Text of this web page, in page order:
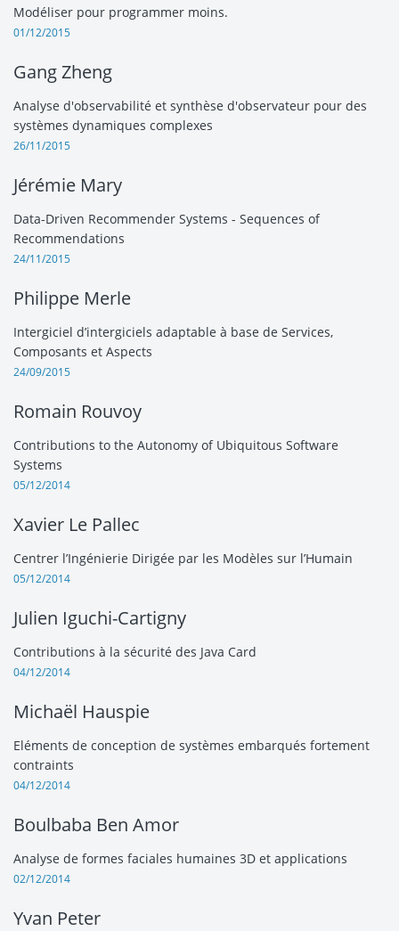
Modéliser pour programmer moins.
01/12/2015
Gang Zheng
Analyse d'observabilité et synthèse d'observateur pour des
systèmes dynamiques complexes
26/11/2015
Jérémie Mary
Data-Driven Recommender Systems - Sequences of
Recommendations
24/11/2015
Philippe Merle
Intergiciel d’intergiciels adaptable à base de Services,
Composants et Aspects
24/09/2015
Romain Rouvoy
Contributions to the Autonomy of Ubiquitous Software
Systems
05/12/2014
Xavier Le Pallec
Centrer l’Ingénierie Dirigée par les Modèles sur l’Humain
05/12/2014
Julien Iguchi-Cartigny
Contributions à la sécurité des Java Card
04/12/2014
Michaël Hauspie
Eléments de conception de systèmes embarqués fortement
contraints
04/12/2014
Boulbaba Ben Amor
Analyse de formes faciales humaines 3D et applications
02/12/2014
Yvan Peter